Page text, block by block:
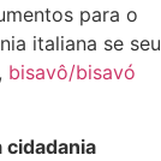
para o
italiana se seu
, bisavô/bisavó